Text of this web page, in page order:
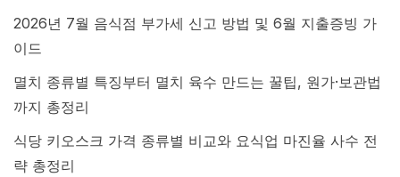
2026년 7월 음식점 부가세 신고 방법 및 6월 지출증빙 가
이드
멸치 종류별 특징부터 멸치 육수 만드는 꿀팁, 원가·보관법
까지 총정리
식당 키오스크 가격 종류별 비교와 요식업 마진율 사수 전
략 총정리